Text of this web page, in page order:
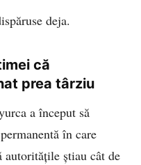
deja.
că
prea târziu
a început să
în care
autoritățile știau cât de